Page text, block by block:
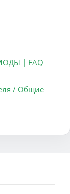
МОДЫ | FAQ
/ Общие